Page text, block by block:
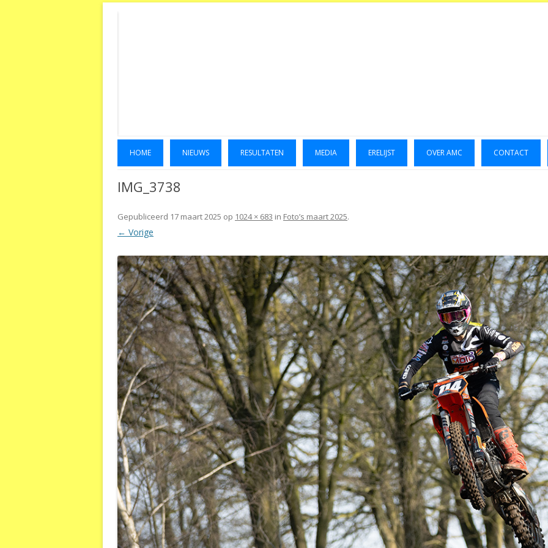
HOME NIEUWS RESULTATEN MEDIA
FOTO’S OKTOBER 2023
FOTO’S SEPTEMBER 2024
FOTO’S MAART 2025
FOTO’S OKTOBER 2025
ERELIJST OVER AMC CONTACT
IMG_3738
Gepubliceerd 17 maart 2025 op 1024 × 683 in Foto’s maart 2025.
← Vorige